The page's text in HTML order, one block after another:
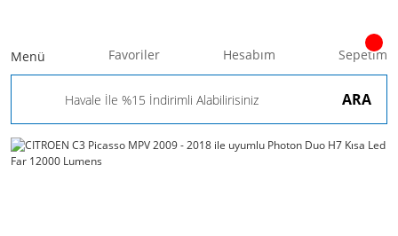
ARA
Menü Favoriler Hesabım Sepetim